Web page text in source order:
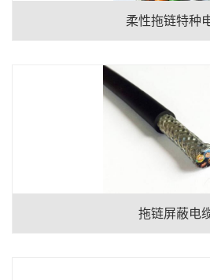
柔性拖链特种
拖链屏蔽电